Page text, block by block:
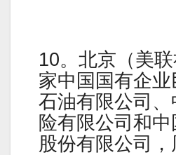
10。北京（美
家中国国有企业
石油有限公司
险有限公司和
股份有限公司